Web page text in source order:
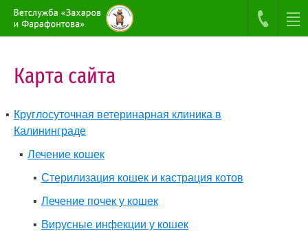
Карта сайта
Круглосуточная ветеринарная клиника в
Калининграде
Лечение кошек
Стерилизация кошек и кастрация котов
Лечение почек у кошек
Вирусные инфекции у кошек